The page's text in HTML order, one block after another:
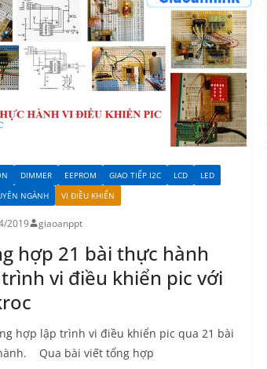
DIMMER EEPROM GIAO TIẾP I2C LCD
LED
NGÀNH
VI ĐIỀU KHIỂN
2019 giaoanppt
hợp 21 bài thực hành
vi điều khiển pic với
hợp lập trình vi điều khiển pic qua 21 bài
Qua bài viết tổng hợp